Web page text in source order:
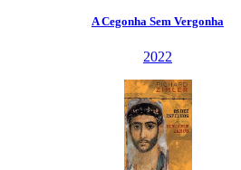
Cegonha Sem Vergonha